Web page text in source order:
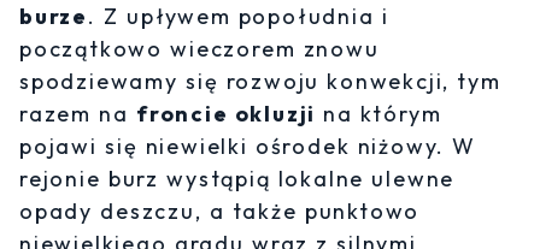
burze. Z upływem popołudnia i
początkowo wieczorem znowu
spodziewamy się rozwoju konwekcji, tym
razem na froncie okluzji na którym
pojawi się niewielki ośrodek niżowy. W
rejonie burz wystąpią lokalne ulewne
opady deszczu, a także punktowo